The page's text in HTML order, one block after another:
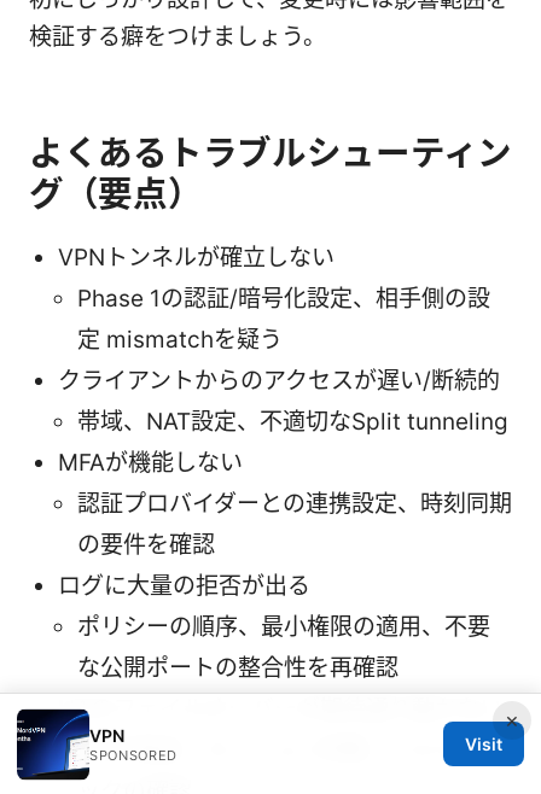
検証する癖をつけましょう。
よくあるトラブルシューティン
グ（要点）
VPNトンネルが確立しない
Phase 1の認証/暗号化設定、相手側の設
定 mismatchを疑う
クライアントからのアクセスが遅い/断続的
帯域、NAT設定、不適切なSplit tunneling
MFAが機能しない
認証プロバイダーとの連携設定、時刻同期
の要件を確認
ログに大量の拒否が出る
ポリシーの順序、最小権限の適用、不要
な公開ポートの整合性を再確認
HAのフェイルオーバーが期待通り動かない
VRRP設定、セッション同期、ヘルスチェ
×
VPN
SPONSORED
Visit